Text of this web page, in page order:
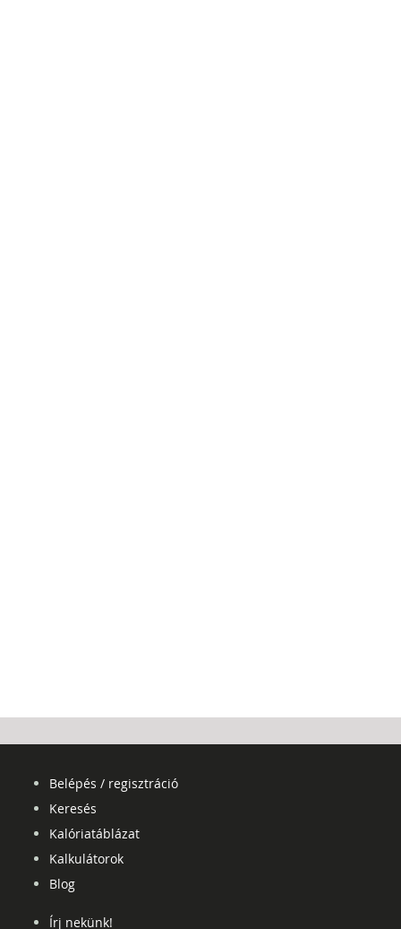
Belépés / regisztráció
Keresés
Kalóriatáblázat
Kalkulátorok
Blog
Írj nekünk!